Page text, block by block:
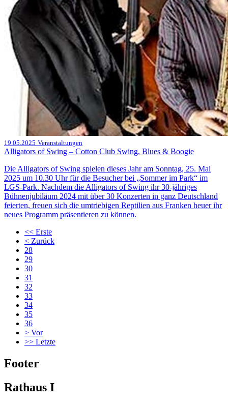
19.05.2025 Veranstaltungen
Alligators of Swing – Cotton Club Swing, Blues & Boogie
Die Alligators of Swing spielen dieses Jahr am Sonntag, 25. Mai
2025 um 10.30 Uhr für die Besucher bei „Sommer im Park“ im
LGS-Park. Nachdem die Alligators of Swing ihr 30-jähriges
Bühnenjubiläum 2024 mit über 30 Konzerten in ganz Deutschland
feierten, freuen sich die umtriebigen Reptilien aus Franken heuer ihr
neues Programm präsentieren zu können.
<< Erste
< Zurück
28
29
30
31
32
33
34
35
36
> Vor
>> Letzte
Footer
Rathaus I